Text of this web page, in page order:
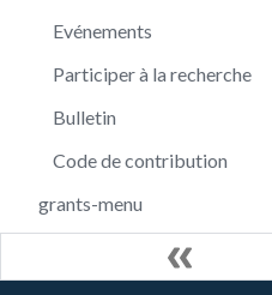
Evénements
Participer à la recherche
Bulletin
Code de contribution
grants-menu